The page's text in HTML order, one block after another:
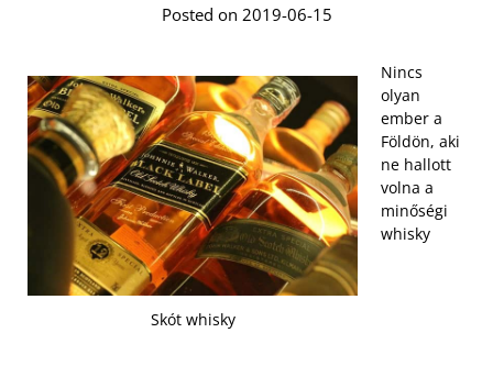
Posted on 2019-06-15
Skót whisky
Nincs
olyan
ember a
Földön, aki
ne hallott
volna a
minőségi
whisky